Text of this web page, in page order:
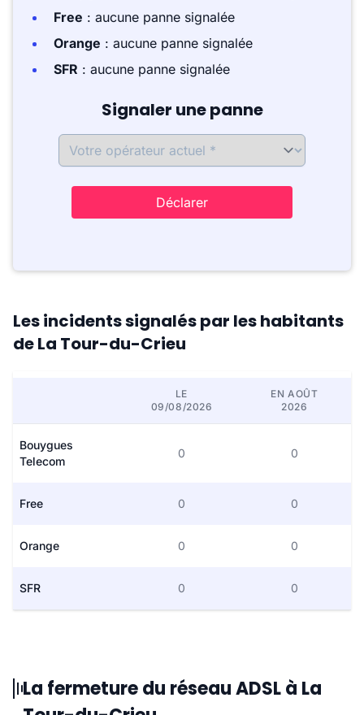
Free : aucune panne signalée
Orange : aucune panne signalée
SFR : aucune panne signalée
Signaler une panne
Déclarer
Les incidents signalés par les habitants
de La Tour-du-Crieu
LE
09/08/2026
EN AOÛT
2026
Bouygues
Telecom
0 0
Free 0 0
Orange 0 0
SFR 0 0
La fermeture du réseau ADSL à La